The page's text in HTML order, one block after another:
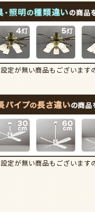
定が無い商品もございます
定が無い商品もございます